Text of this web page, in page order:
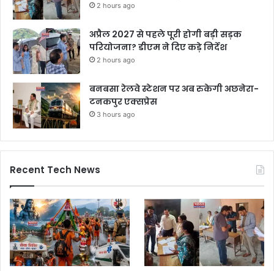
2 hours ago
अप्रैल 2027 से पहले पूरी होगी बड़ी सड़क
परियोजना? डीएम ने दिए कड़े निर्देश
2 hours ago
बनबसा रेलवे स्टेशन पर अब रुकेगी अछनेरा-
टनकपुर एक्सप्रेस
3 hours ago
Recent Tech News